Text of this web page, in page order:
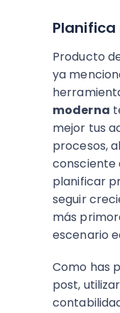
Producto
ya
moderna
mejor tus
procesos,
consciente
planificar
seguir
más
escenario
Como has
post,